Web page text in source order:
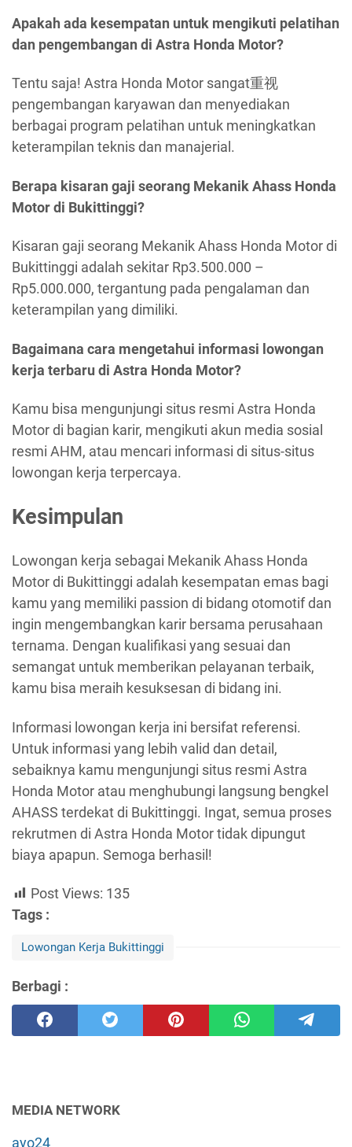
Apakah ada kesempatan untuk mengikuti pelatihan
dan pengembangan di Astra Honda Motor?
Tentu saja! Astra Honda Motor sangat重视
pengembangan karyawan dan menyediakan
berbagai program pelatihan untuk meningkatkan
keterampilan teknis dan manajerial.
Berapa kisaran gaji seorang Mekanik Ahass Honda
Motor di Bukittinggi?
Kisaran gaji seorang Mekanik Ahass Honda Motor di
Bukittinggi adalah sekitar Rp3.500.000 –
Rp5.000.000, tergantung pada pengalaman dan
keterampilan yang dimiliki.
Bagaimana cara mengetahui informasi lowongan
kerja terbaru di Astra Honda Motor?
Kamu bisa mengunjungi situs resmi Astra Honda
Motor di bagian karir, mengikuti akun media sosial
resmi AHM, atau mencari informasi di situs-situs
lowongan kerja terpercaya.
Kesimpulan
Lowongan kerja sebagai Mekanik Ahass Honda
Motor di Bukittinggi adalah kesempatan emas bagi
kamu yang memiliki passion di bidang otomotif dan
ingin mengembangkan karir bersama perusahaan
ternama. Dengan kualifikasi yang sesuai dan
semangat untuk memberikan pelayanan terbaik,
kamu bisa meraih kesuksesan di bidang ini.
Informasi lowongan kerja ini bersifat referensi.
Untuk informasi yang lebih valid dan detail,
sebaiknya kamu mengunjungi situs resmi Astra
Honda Motor atau menghubungi langsung bengkel
AHASS terdekat di Bukittinggi. Ingat, semua proses
rekrutmen di Astra Honda Motor tidak dipungut
biaya apapun. Semoga berhasil!
Post Views: 135
Tags :
Lowongan Kerja Bukittinggi
Berbagi :
MEDIA NETWORK
ayo24